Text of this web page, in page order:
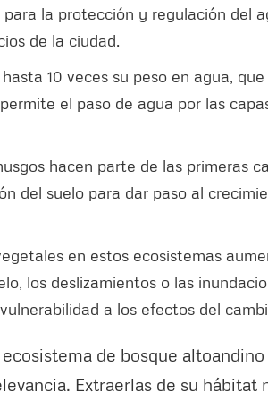
la protección y regulación del
de la ciudad.
10 veces su peso en agua,
el paso de agua por las
hacen parte de las primeras
del suelo para dar paso al
en estos ecosistemas
los deslizamientos o las
a los efectos del
de bosque
Extraerlas de su hábitat